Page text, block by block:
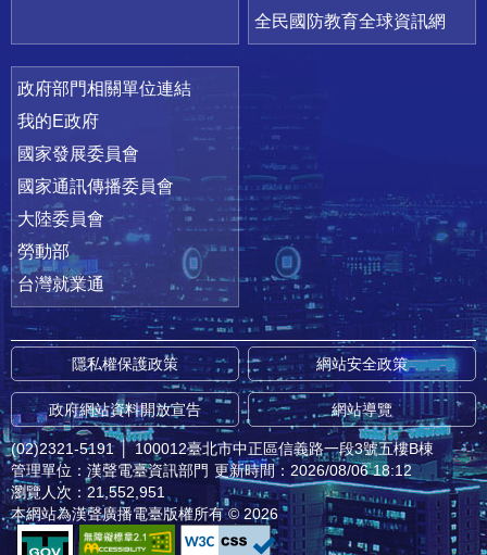
全民國防教育全球資訊網
政府部門相關單位連結
我的E政府
國家發展委員會
國家通訊傳播委員會
大陸委員會
勞動部
台灣就業通
隱私權保護政策 網站安全政策
政府網站資料開放宣告 網站導覽
(02)2321-5191 │ 100012臺北市中正區信義路一段3號五樓B棟
管理單位：漢聲電臺資訊部門 更新時間：2026/08/06 18:12
瀏覽人次：21,552,951
本網站為漢聲廣播電臺版權所有 © 2026